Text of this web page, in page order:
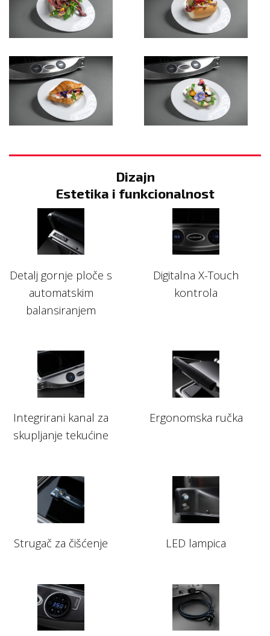
Dizajn
Estetika i funkcionalnost
Detalj gornje ploče s
automatskim
balansiranjem
Digitalna X-Touch
kontrola
Integrirani kanal za
skupljanje tekućine
Ergonomska ručka
Strugač za čišćenje LED lampica